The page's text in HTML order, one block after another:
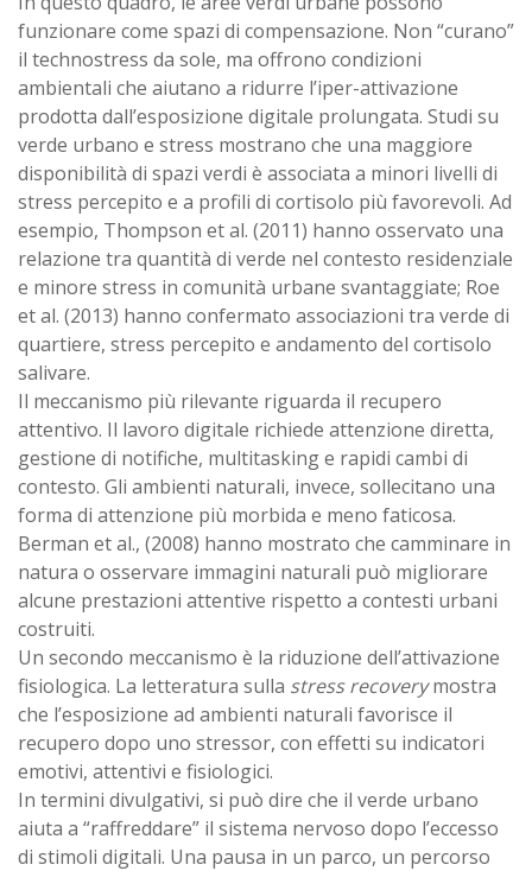
funzionare come spazi di compensazione. Non “curano”
il technostress da sole, ma offrono condizioni
ambientali che aiutano a ridurre l’iper-attivazione
prodotta dall’esposizione digitale prolungata. Studi su
verde urbano e stress mostrano che una maggiore
disponibilità di spazi verdi è associata a minori livelli di
stress percepito e a profili di cortisolo più favorevoli. Ad
esempio, Thompson et al. (2011) hanno osservato una
relazione tra quantità di verde nel contesto residenziale
e minore stress in comunità urbane svantaggiate; Roe
et al. (2013) hanno confermato associazioni tra verde di
quartiere, stress percepito e andamento del cortisolo
salivare.
Il meccanismo più rilevante riguarda il recupero
attentivo. Il lavoro digitale richiede attenzione diretta,
gestione di notifiche, multitasking e rapidi cambi di
contesto. Gli ambienti naturali, invece, sollecitano una
forma di attenzione più morbida e meno faticosa.
Berman et al., (2008) hanno mostrato che camminare in
natura o osservare immagini naturali può migliorare
alcune prestazioni attentive rispetto a contesti urbani
costruiti.
Un secondo meccanismo è la riduzione dell’attivazione
fisiologica. La letteratura sulla stress recoverymostra
che l’esposizione ad ambienti naturali favorisce il
recupero dopo uno stressor, con effetti su indicatori
emotivi, attentivi e fisiologici.
In termini divulgativi, si può dire che il verde urbano
aiuta a “raffreddare” il sistema nervoso dopo l’eccesso
di stimoli digitali. Una pausa in un parco, un percorso